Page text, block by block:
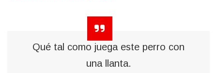
Qué tal como juega este perro con
una llanta.